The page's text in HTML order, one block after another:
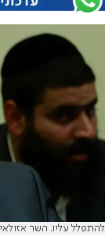
להתפלל עליו. השר אזולאי